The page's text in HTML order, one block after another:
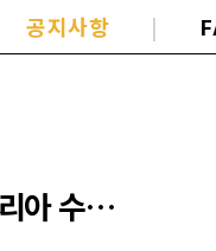
공지사항 |
2020 미스글로벌코리아 수상자